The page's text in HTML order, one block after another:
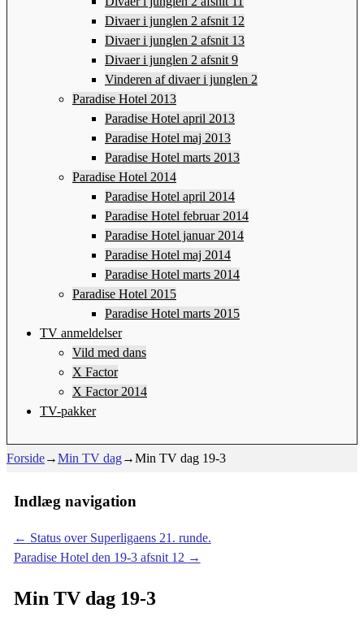
Divaer i junglen 2 afsnit 12
Divaer i junglen 2 afsnit 13
Divaer i junglen 2 afsnit 9
Vinderen af divaer i junglen 2
Paradise Hotel 2013
Paradise Hotel april 2013
Paradise Hotel maj 2013
Paradise Hotel marts 2013
Paradise Hotel 2014
Paradise Hotel april 2014
Paradise Hotel februar 2014
Paradise Hotel januar 2014
Paradise Hotel maj 2014
Paradise Hotel marts 2014
Paradise Hotel 2015
Paradise Hotel marts 2015
TV anmeldelser
Vild med dans
X Factor
X Factor 2014
TV-pakker
Forside→Min TV dag→Min TV dag 19-3
Indlæg navigation
← Status over Superligaens 21. runde.
Paradise Hotel den 19-3 afsnit 12 →
Min TV dag 19-3